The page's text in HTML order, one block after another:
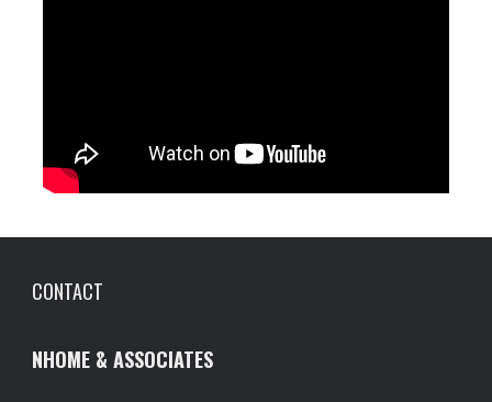
CONTACT
NHOME & ASSOCIATES